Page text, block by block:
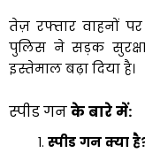
तेज़ रफ्तार वाहनों
पुलिस ने सड़क
इस्तेमाल बढ़ा दिया है।
स्पीड गनकेबारेमें:
स्पीड गन क्या है